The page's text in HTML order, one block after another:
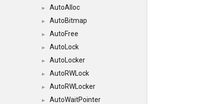
► AutoAlloc
► AutoBitmap
► AutoFree
► AutoLock
► AutoLocker
► AutoRWLock
► AutoRWLocker
► AutoWaitPointer